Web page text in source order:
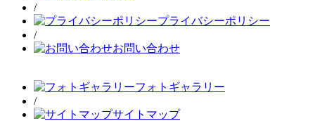
/
プライバシーポリシー
/
お問い合わせ
フォトギャラリー
/
サイトマップ